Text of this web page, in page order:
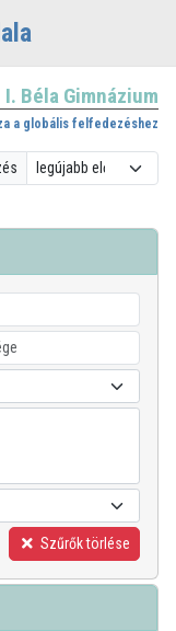
I. Béla Gimnázium
a globális felfedezéshez
Szűrők törlése